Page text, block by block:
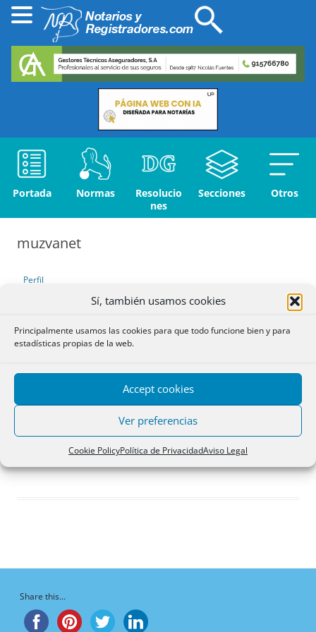
Sí, también usamos cookies
Principalmente usamos las cookies para que todo funcione bien y para
estadísticas propias de la web.
Accept cookies
Ver preferencias
Cookie PolicyPolítica de PrivacidadAviso Legal
Portada Normas
Resolucio
nes
Secciones Otros
muzvanet
Perfil
Debates iniciados
Respuestas creadas
Participaciones
Favoritos
Debates en los que
participa
¡Vaya, no hay debates aquí!
Share this...